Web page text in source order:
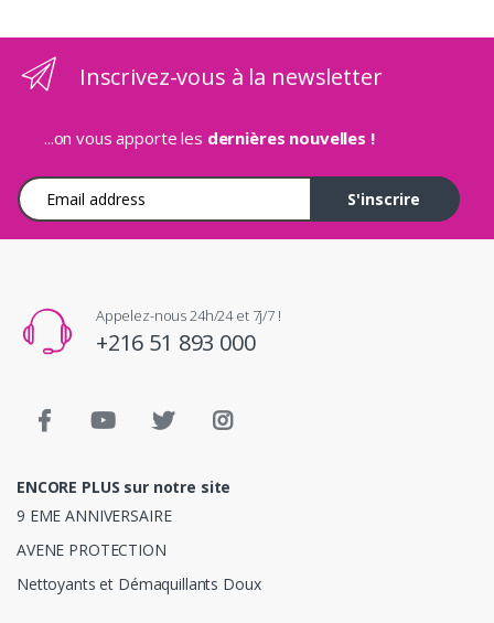
Inscrivez-vous à la newsletter
...on vous apporte les dernières nouvelles !
Adresse e-mail
S'inscrire
Appelez-nous 24h/24 et 7j/7 !
+216 51 893 000
ENCORE PLUS sur notre site
9 EME ANNIVERSAIRE
AVENE PROTECTION
Nettoyants et Démaquillants Doux